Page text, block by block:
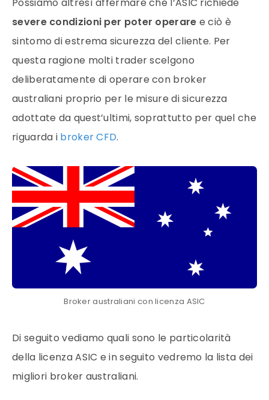
severe condizioni per poter operare e ciò è
sintomo di estrema sicurezza del cliente. Per
questa ragione molti trader scelgono
deliberatamente di operare con broker
australiani proprio per le misure di sicurezza
adottate da quest’ultimi, soprattutto per quel che
riguarda i broker CFD.
Broker australiani con licenza ASIC
Di seguito vediamo quali sono le particolarità
della licenza ASIC e in seguito vedremo la lista dei
migliori broker australiani.